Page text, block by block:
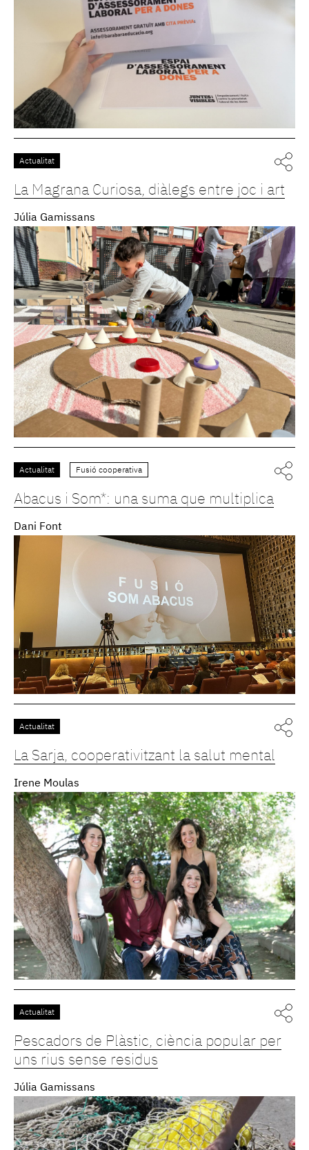
Actualitat
La Magrana Curiosa, diàlegs entre joc i art
Júlia Gamissans
Actualitat Fusió cooperativa
Abacus i Som*: una suma que multiplica
Dani Font
Actualitat
La Sarja, cooperativitzant la salut mental
Irene Moulas
Actualitat
Pescadors de Plàstic, ciència popular per
uns rius sense residus
Júlia Gamissans